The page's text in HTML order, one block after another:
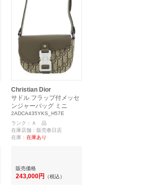
Christian Dior
サドル フラップ付メッセ
ンジャーバッグ ミニ
2ADCA435YKS_H57E
ランク：Ａ 品
在庫店舗：販売春日店
在庫： 在庫あり
販売価格
243,000円 （税込）